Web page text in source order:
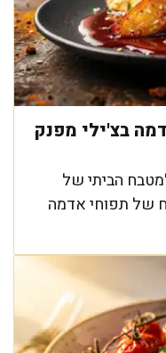
בצ'ילי מפנק
הביתי של
של תפוחי אדמה